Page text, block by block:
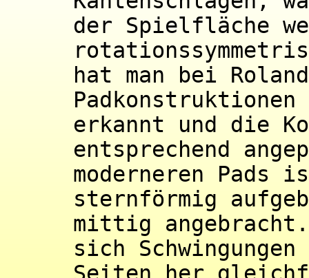
der Spielfläche
hat man bei
erkannt und die
entsprechend
moderneren Pads
sternförmig
mittig angebracht.
sich